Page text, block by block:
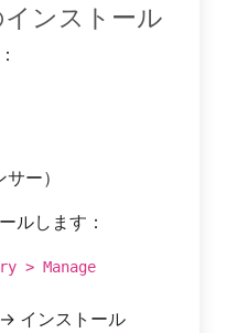
ンストール
ー）
ルします：
> Manage
→ インストール